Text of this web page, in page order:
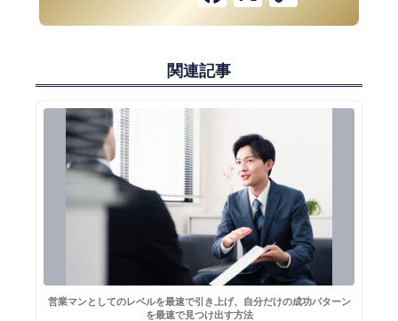
関連記事
営業マンとしてのレベルを最速で引き上げ、自分だけの成功パターン
を最速で見つけ出す方法